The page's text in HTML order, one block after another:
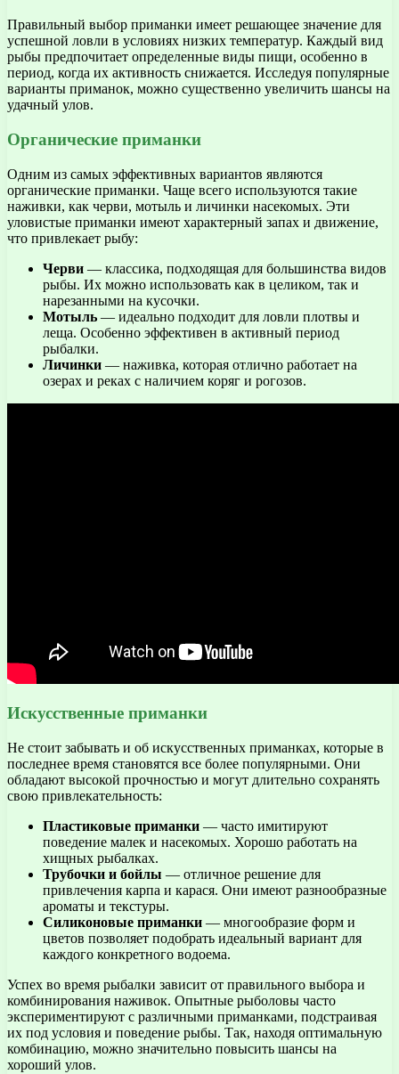
Правильный выбор приманки имеет решающее значение для
успешной ловли в условиях низких температур. Каждый вид
рыбы предпочитает определенные виды пищи, особенно в
период, когда их активность снижается. Исследуя популярные
варианты приманок, можно существенно увеличить шансы на
удачный улов.
Органические приманки
Одним из самых эффективных вариантов являются
органические приманки. Чаще всего используются такие
наживки, как черви, мотыль и личинки насекомых. Эти
уловистые приманки имеют характерный запах и движение,
что привлекает рыбу:
Черви — классика, подходящая для большинства видов
рыбы. Их можно использовать как в целиком, так и
нарезанными на кусочки.
Мотыль — идеально подходит для ловли плотвы и
леща. Особенно эффективен в активный период
рыбалки.
Личинки — наживка, которая отлично работает на
озерах и реках с наличием коряг и рогозов.
Искусственные приманки
Не стоит забывать и об искусственных приманках, которые в
последнее время становятся все более популярными. Они
обладают высокой прочностью и могут длительно сохранять
свою привлекательность:
Пластиковые приманки — часто имитируют
поведение малек и насекомых. Хорошо работать на
хищных рыбалках.
Трубочки и бойлы — отличное решение для
привлечения карпа и карася. Они имеют разнообразные
ароматы и текстуры.
Силиконовые приманки — многообразие форм и
цветов позволяет подобрать идеальный вариант для
каждого конкретного водоема.
Успех во время рыбалки зависит от правильного выбора и
комбинирования наживок. Опытные рыболовы часто
экспериментируют с различными приманками, подстраивая
их под условия и поведение рыбы. Так, находя оптимальную
комбинацию, можно значительно повысить шансы на
хороший улов.